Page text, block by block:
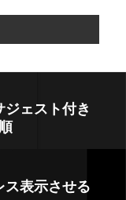
ェスト付き
表示させる